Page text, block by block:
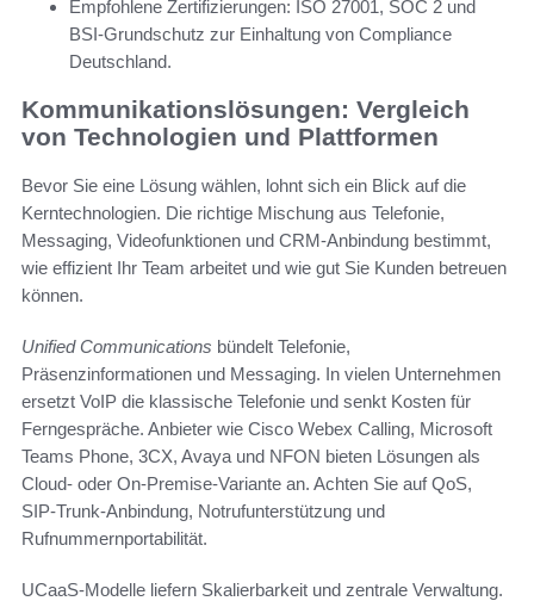
Empfohlene Zertifizierungen: ISO 27001, SOC 2 und
BSI-Grundschutz zur Einhaltung von Compliance
Deutschland.
Kommunikationslösungen: Vergleich
von Technologien und Plattformen
Bevor Sie eine Lösung wählen, lohnt sich ein Blick auf die
Kerntechnologien. Die richtige Mischung aus Telefonie,
Messaging, Videofunktionen und CRM-Anbindung bestimmt,
wie effizient Ihr Team arbeitet und wie gut Sie Kunden betreuen
können.
Unified Communications bündelt Telefonie,
Präsenzinformationen und Messaging. In vielen Unternehmen
ersetzt VoIP die klassische Telefonie und senkt Kosten für
Ferngespräche. Anbieter wie Cisco Webex Calling, Microsoft
Teams Phone, 3CX, Avaya und NFON bieten Lösungen als
Cloud- oder On‑Premise-Variante an. Achten Sie auf QoS,
SIP‑Trunk-Anbindung, Notrufunterstützung und
Rufnummernportabilität.
UCaaS-Modelle liefern Skalierbarkeit und zentrale Verwaltung.